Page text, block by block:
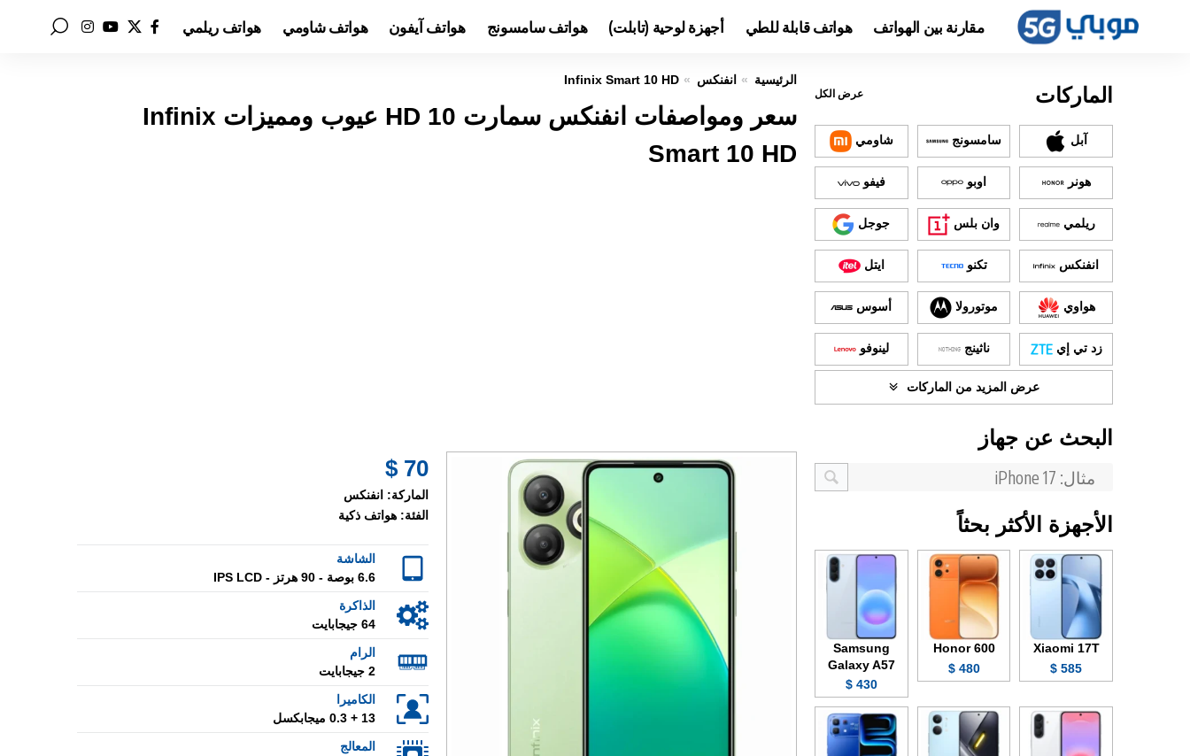
مقارنة بين الهواتف هواتف قابلة للطي أجهزة لوحية (تابلت) هواتف سامسونج هواتف آيفون هواتف شاومي هواتف ريلمي
الرئيسية انفنكس Infinix Smart 10 HD
سعر ومواصفات انفنكس سمارت 10 HD عيوب ومميزات Infinix
Smart 10 HD
70 $
الماركة: انفنكس
الفئة: هواتف ذكية
الشاشة
6.6 بوصة - 90 هرتز - IPS LCD
الذاكرة
64 جيجابايت
الرام
2 جيجابايت
الكاميرا
13 + 0.3 ميجابكسل
المعالج
الماركات عرض الكل
آبل سامسونج شاومي
هونر اوبو فيفو
ريلمي وان بلس جوجل
انفنكس تكنو ايتل
هواوي موتورولا أسوس
زد تي إي ناثينج لينوفو
عرض المزيد من الماركات
البحث عن جهاز
الأجهزة الأكثر بحثاً
Xiaomi 17T
585 $
Honor 600
480 $
Samsung
Galaxy A57
430 $